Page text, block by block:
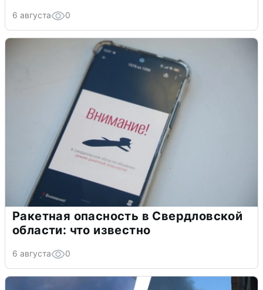
6 августа 0
Ракетная опасность в Свердловской
области: что известно
6 августа 0